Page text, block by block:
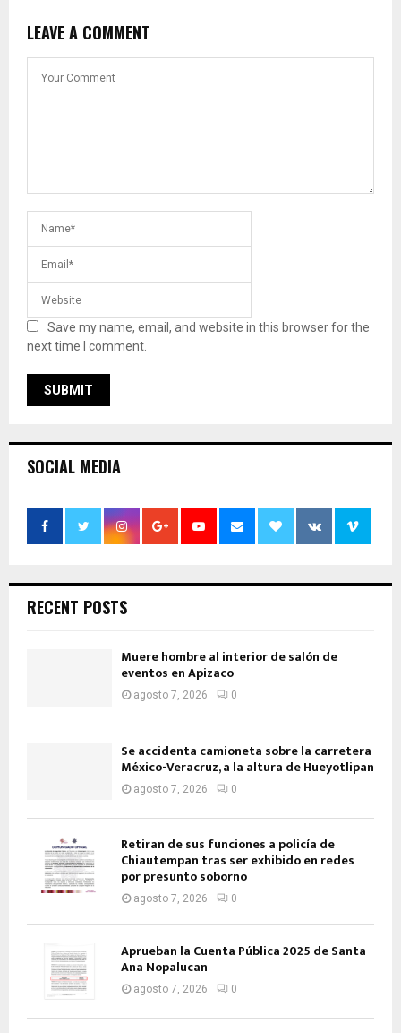
LEAVE A COMMENT
Save my name, email, and website in this browser for the
next time I comment.
SOCIAL MEDIA
RECENT POSTS
Muere hombre al interior de salón de
eventos en Apizaco
agosto 7, 2026 0
Se accidenta camioneta sobre la carretera
México-Veracruz, a la altura de Hueyotlipan
agosto 7, 2026 0
Retiran de sus funciones a policía de
Chiautempan tras ser exhibido en redes
por presunto soborno
agosto 7, 2026 0
Aprueban la Cuenta Pública 2025 de Santa
Ana Nopalucan
agosto 7, 2026 0